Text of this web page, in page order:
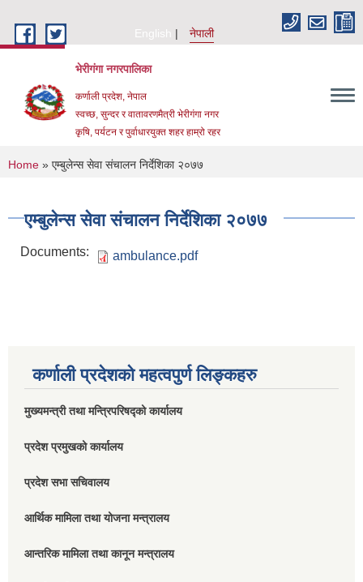
English
नेपाली
भेरीगंगा नगरपालिका
कर्णाली प्रदेश, नेपाल
स्वच्छ, सुन्दर र वातावरणमैत्री भेरीगंगा नगर
कृषि, पर्यटन र पुर्वाधारयुक्त शहर हाम्रो रहर
You are here
Home » एम्बुलेन्स सेवा संचालन निर्देशिका २०७७
एम्बुलेन्स सेवा संचालन निर्देशिका २०७७
Documents: ambulance.pdf
कर्णाली प्रदेशको महत्वपुर्ण लिङ्कहरु
मुख्यमन्त्री तथा मन्त्रिपरिषद्को कार्यालय
प्रदेश प्रमुखको कार्यालय
प्रदेश सभा सचिवालय
आर्थिक मामिला तथा योजना मन्त्रालय
आन्तरिक मामिला तथा कानून मन्त्रालय